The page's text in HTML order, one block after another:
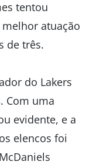
tentou
atuação
de três.
do Lakers
Com uma
evidente, e a
elencos foi